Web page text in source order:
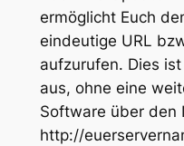
ermöglicht Euch
eindeutige URL
aufzurufen. Dies
aus, ohne eine
Software über den
http://